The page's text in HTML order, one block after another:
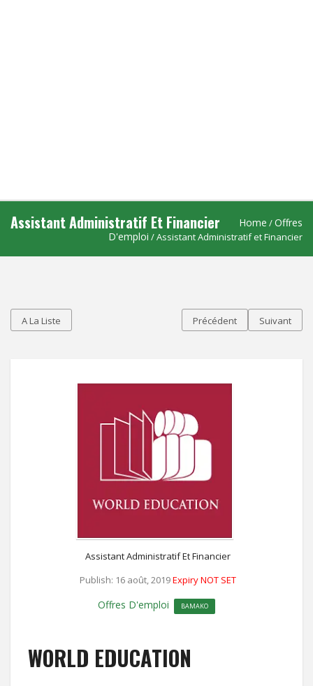
Assistant Administratif Et Financier Home /Offres
D'emploi / Assistant Administratif et Financier
A La Liste Précédent Suivant
Assistant Administratif Et Financier
Publish: 16 août, 2019Expiry NOT SET
Offres D'emploi BAMAKO
WORLD EDUCATION